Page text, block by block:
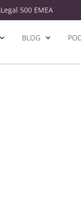
Legal 500 EMEA
BLOG